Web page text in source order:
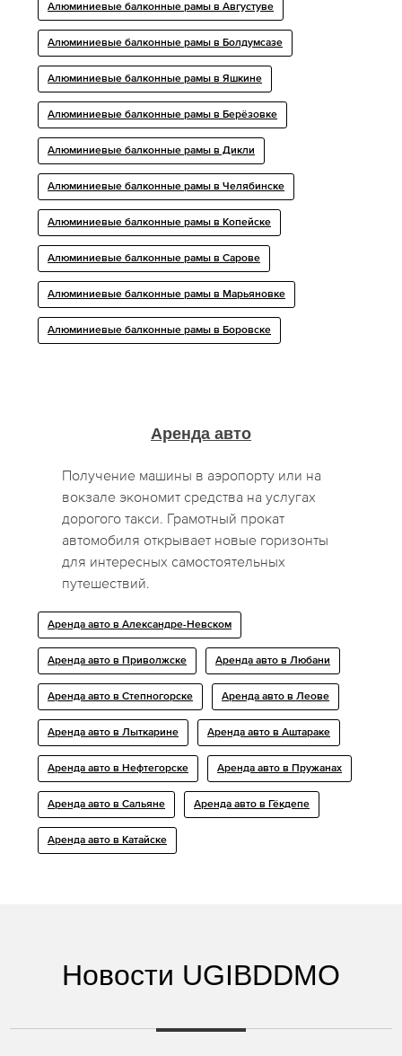
Алюминиевые балконные рамы в Августуве
Алюминиевые балконные рамы в Болдумсазе
Алюминиевые балконные рамы в Яшкине
Алюминиевые балконные рамы в Берёзовке
Алюминиевые балконные рамы в Дикли
Алюминиевые балконные рамы в Челябинске
Алюминиевые балконные рамы в Копейске
Алюминиевые балконные рамы в Сарове
Алюминиевые балконные рамы в Марьяновке
Алюминиевые балконные рамы в Боровске
Аренда авто
Получение машины в аэропорту или на
вокзале экономит средства на услугах
дорогого такси. Грамотный прокат
автомобиля открывает новые горизонты
для интересных самостоятельных
путешествий.
Аренда авто в Александре-Невском
Аренда авто в Приволжске Аренда авто в Любани
Аренда авто в Степногорске Аренда авто в Леове
Аренда авто в Лыткарине Аренда авто в Аштараке
Аренда авто в Нефтегорске Аренда авто в Пружанах
Аренда авто в Сальяне Аренда авто в Гёкдепе
Аренда авто в Катайске
Новости UGIBDDMO